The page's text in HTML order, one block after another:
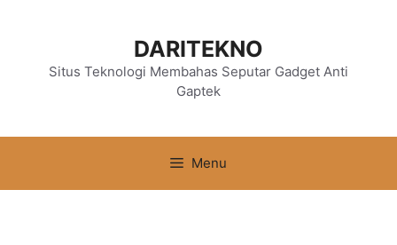
DARITEKNO
Situs Teknologi Membahas Seputar Gadget Anti
Gaptek
Menu